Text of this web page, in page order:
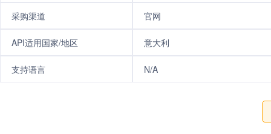
采购渠道 官网
API适用国家/地区 意大利
支持语言 N/A